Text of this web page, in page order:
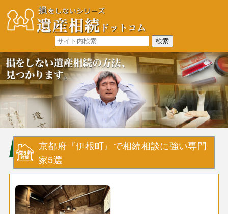
京都府『伊根町』で相続相談に強い専門
家5選